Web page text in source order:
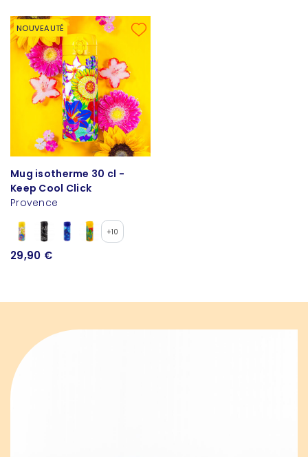
NOUVEAUTÉ
Mug isotherme 30 cl -
Keep Cool Click
Provence
+10
29,90 €